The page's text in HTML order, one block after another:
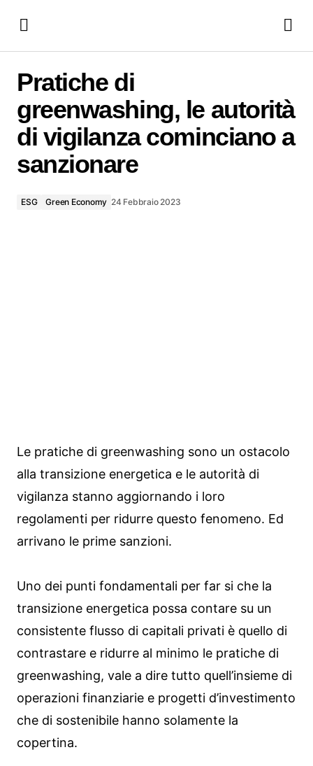
a sanzionare
Pratiche di
greenwashing, le autorità
di vigilanza cominciano a
sanzionare
ESG Green Economy 24 Febbraio 2023
Le pratiche di greenwashing sono un ostacolo
alla transizione energetica e le autorità di
vigilanza stanno aggiornando i loro
regolamenti per ridurre questo fenomeno. Ed
arrivano le prime sanzioni.
Uno dei punti fondamentali per far si che la
transizione energetica possa contare su un
consistente flusso di capitali privati è quello di
contrastare e ridurre al minimo le pratiche di
greenwashing, vale a dire tutto quell’insieme di
operazioni finanziarie e progetti d’investimento
che di sostenibile hanno solamente la
copertina.